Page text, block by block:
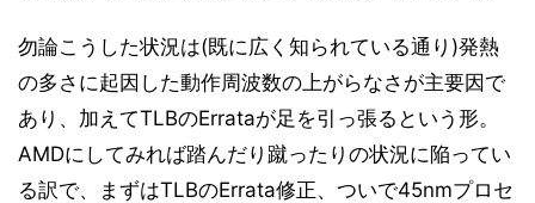
勿論こうした状況は(既に広く知られている通り)発熱
の多さに起因した動作周波数の上がらなさが主要因で
あり、加えてTLBのErrataが足を引っ張るという形。
AMDにしてみれば踏んだり蹴ったりの状況に陥ってい
る訳で、まずはTLBのErrata修正、ついで45nmプロセ